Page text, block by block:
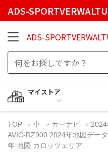
ADS-
ADS-
マイストア
TOP 車 カーナビ
AVIC-RZ900 2024年地図デー
年 地図 カロッツェリア